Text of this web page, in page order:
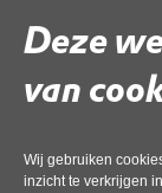
Deze
van
Wij gebruiken
inzicht te verkrijgen
Deel deze pagina